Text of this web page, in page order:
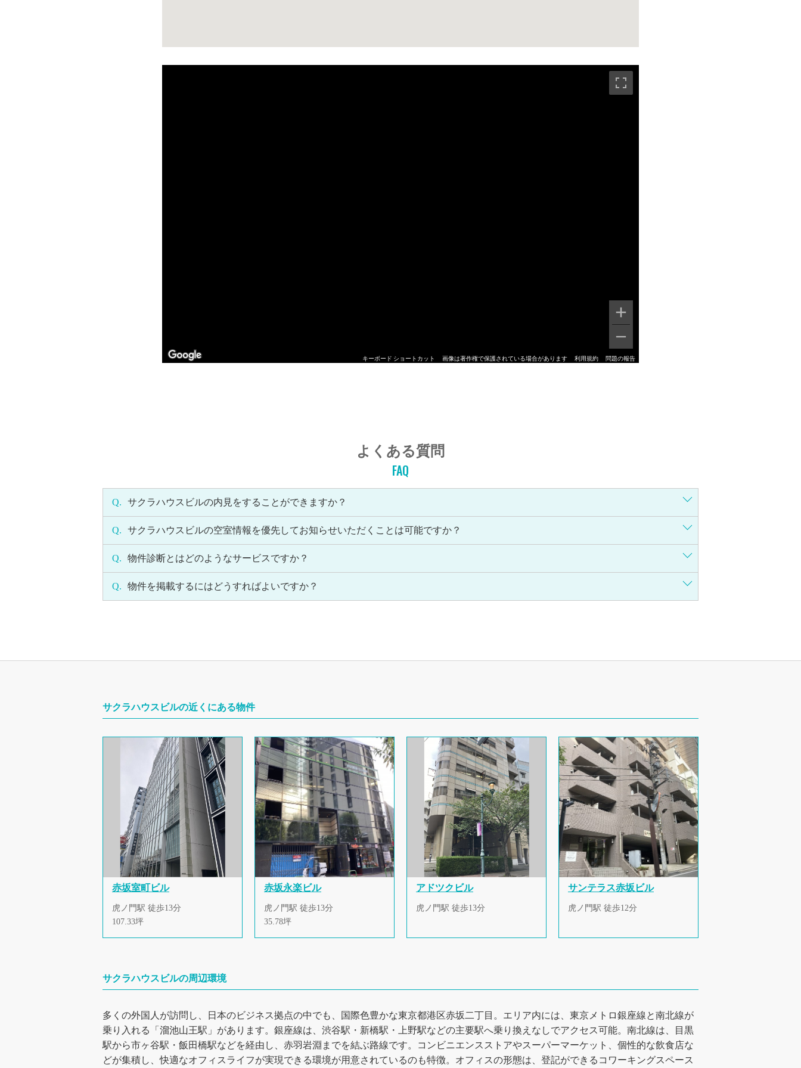
キーボード ショートカット 画像は著作権で保護されている場合があります 利用規約 問題の報告
よくある質問
FAQ
Q. サクラハウスビルの内見をすることができますか？
Q. サクラハウスビルの空室情報を優先してお知らせいただくことは可能ですか？
Q. 物件診断とはどのようなサービスですか？
Q. 物件を掲載するにはどうすればよいですか？
サクラハウスビルの近くにある物件
赤坂室町ビル
虎ノ門駅 徒歩13分
107.33坪
赤坂永楽ビル
虎ノ門駅 徒歩13分
35.78坪
アドツクビル
虎ノ門駅 徒歩13分
サンテラス赤坂ビル
虎ノ門駅 徒歩12分
サクラハウスビルの周辺環境
多くの外国人が訪問し、日本のビジネス拠点の中でも、国際色豊かな東京都港区赤坂二丁目。エリア内には、東京メトロ銀座線と南北線が
乗り入れる「溜池山王駅」があります。銀座線は、渋谷駅・新橋駅・上野駅などの主要駅へ乗り換えなしでアクセス可能。南北線は、目黒
駅から市ヶ谷駅・飯田橋駅などを経由し、赤羽岩淵までを結ぶ路線です。コンビニエンスストアやスーパーマーケット、個性的な飲食店な
どが集積し、快適なオフィスライフが実現できる環境が用意されているのも特徴。オフィスの形態は、登記ができるコワーキングスペース